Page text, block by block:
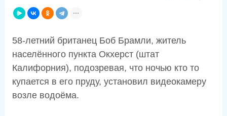
58-летний британец Боб Брамли, житель
населённого пункта Окхерст (штат
Калифорния), подозревая, что ночью кто то
купается в его пруду, установил видеокамеру
возле водоёма.